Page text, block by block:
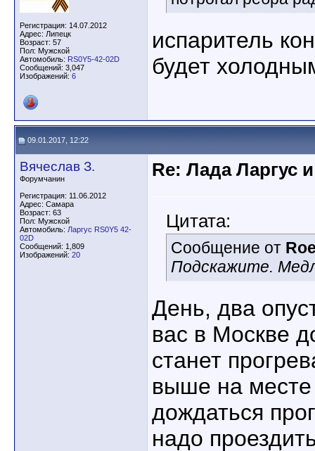
Регистрация: 14.07.2012
Адрес: Липецк
Возраст: 57
Пол: Мужской
Автомобиль: RS0Y5-42-02D
Сообщений: 3,047
Изображений: 6
испаритель
будет
09.01.2017, 12:22
Вячеслав З.
Форумчанин
Регистрация: 11.06.2012
Адрес: Самара
Возраст: 63
Пол: Мужской
Автомобиль: Ларгус RS0Y5 42-
02D
Сообщений: 1,809
Изображений: 20
Re: Лада Ларгус
Цитата:
Сообщение от
Подскажите.
День, два
вас в Москве
станет
выше на
дождаться
надо